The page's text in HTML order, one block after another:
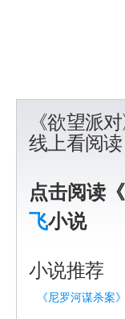
《欲望派
线上看阅读
点击阅读《
飞小说
小说推荐
《尼罗河谋杀案